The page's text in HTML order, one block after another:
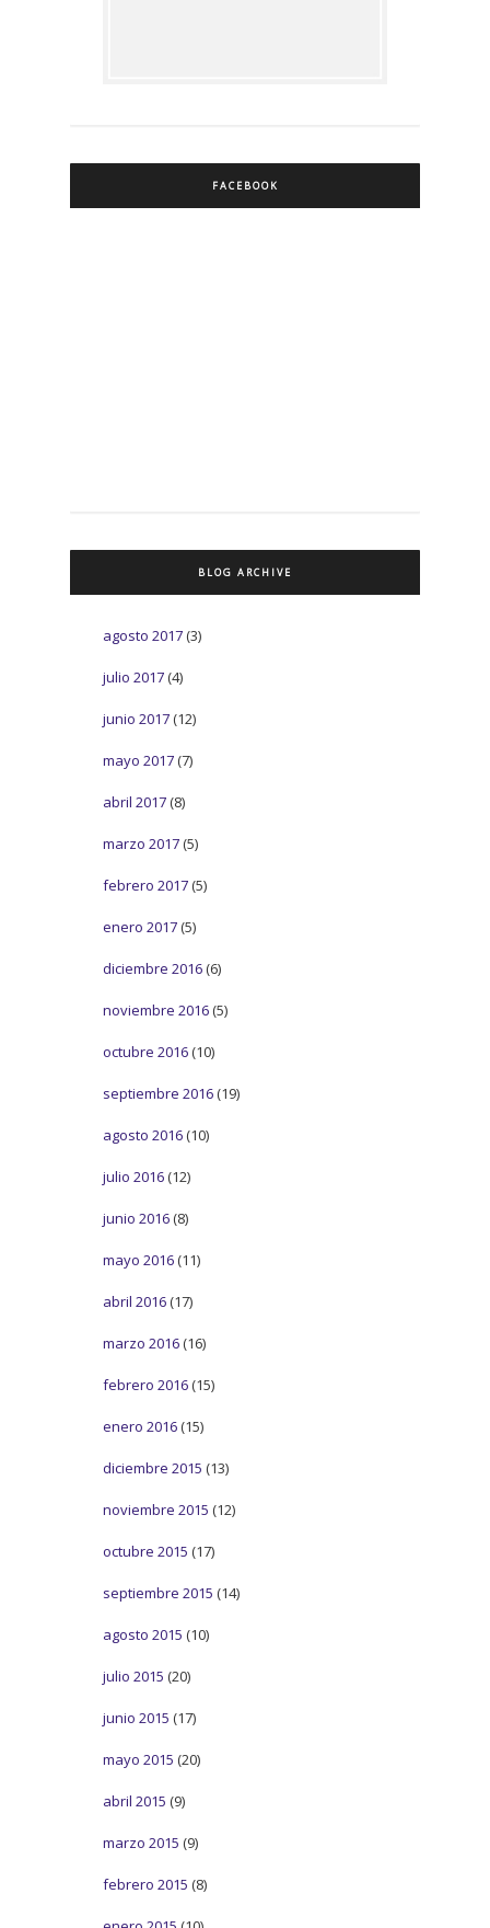
FACEBOOK
BLOG ARCHIVE
agosto 2017 (3)
julio 2017 (4)
junio 2017 (12)
mayo 2017 (7)
abril 2017 (8)
marzo 2017 (5)
febrero 2017 (5)
enero 2017 (5)
diciembre 2016 (6)
noviembre 2016 (5)
octubre 2016 (10)
septiembre 2016 (19)
agosto 2016 (10)
julio 2016 (12)
junio 2016 (8)
mayo 2016 (11)
abril 2016 (17)
marzo 2016 (16)
febrero 2016 (15)
enero 2016 (15)
diciembre 2015 (13)
noviembre 2015 (12)
octubre 2015 (17)
septiembre 2015 (14)
agosto 2015 (10)
julio 2015 (20)
junio 2015 (17)
mayo 2015 (20)
abril 2015 (9)
marzo 2015 (9)
febrero 2015 (8)